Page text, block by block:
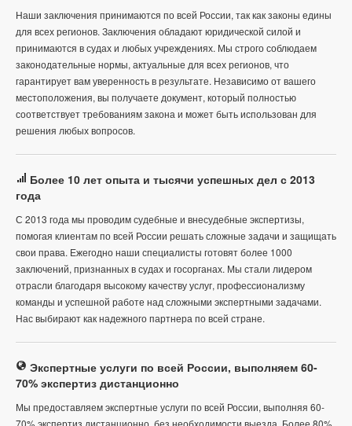
Наши заключения принимаются по всей России, так как законы едины
для всех регионов. Заключения обладают юридической силой и
принимаются в судах и любых учреждениях. Мы строго соблюдаем
законодательные нормы, актуальные для всех регионов, что
гарантирует вам уверенность в результате. Независимо от вашего
местоположения, вы получаете документ, который полностью
соответствует требованиям закона и может быть использован для
решения любых вопросов.
Более 10 лет опыта и тысячи успешных дел с 2013
года
С 2013 года мы проводим судебные и внесудебные экспертизы,
помогая клиентам по всей России решать сложные задачи и защищать
свои права. Ежегодно наши специалисты готовят более 1000
заключений, признанных в судах и госорганах. Мы стали лидером
отрасли благодаря высокому качеству услуг, профессионализму
команды и успешной работе над сложными экспертными задачами.
Нас выбирают как надежного партнера по всей стране.
Экспертные услуги по всей России, выполняем 60-
70% экспертиз дистанционно
Мы предоставляем экспертные услуги по всей России, выполняя 60-